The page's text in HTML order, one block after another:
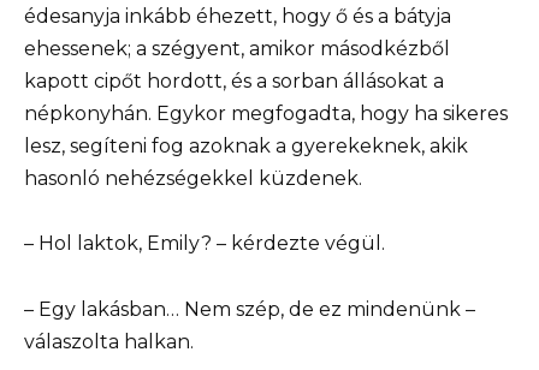
édesanyja inkább éhezett, hogy ő és a bátyja
ehessenek; a szégyent, amikor másodkézből
kapott cipőt hordott, és a sorban állásokat a
népkonyhán. Egykor megfogadta, hogy ha sikeres
lesz, segíteni fog azoknak a gyerekeknek, akik
hasonló nehézségekkel küzdenek.
– Hol laktok, Emily? – kérdezte végül.
– Egy lakásban… Nem szép, de ez mindenünk –
válaszolta halkan.